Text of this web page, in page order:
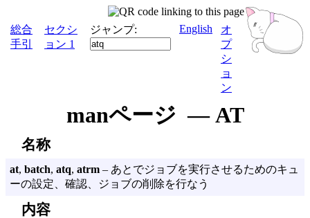
総合
手引
セクシ
ョン 1
ジャンプ: English
オ
プ
シ
ョ
ン
manページ — AT
名称
at, batch, atq, atrm – あとでジョブを実行させるためのキュ
ーの設定、確認、ジョブの削除を行なう
内容